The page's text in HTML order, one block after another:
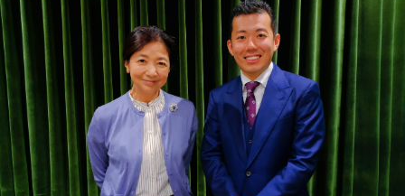
お知らせ
イベント・グッズ
YouTube
会社情報